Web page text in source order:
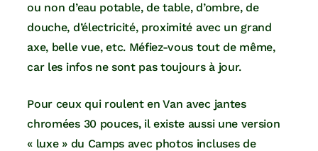
ou non d’eau potable, de table, d’ombre, de
douche, d’électricité, proximité avec un grand
axe, belle vue, etc. Méfiez-vous tout de même,
car les infos ne sont pas toujours à jour.
Pour ceux qui roulent en Van avec jantes
chromées 30 pouces, il existe aussi une version
« luxe » du Camps avec photos incluses de